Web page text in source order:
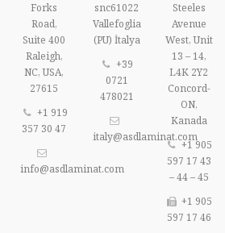
Forks
Road,
Suite 400
Raleigh,
NC, USA,
27615
+1 919
357 30 47
info@asdlaminat.com
snc61022
Vallefoglia
(PU) İtalya
+39
0721
478021
italy@asdlaminat.com
Steeles
Avenue
West, Unit
13 – 14,
L4K 2Y2
Concord-
ON,
Kanada
+1 905
597 17 43
– 44 – 45
+1 905
597 17 46